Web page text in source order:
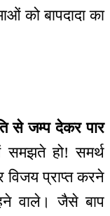
को बापदादा का
से जम्प देकर पार
समझते हो! समर्थ
विजय प्राप्त करने
वाले। जैसे बाप